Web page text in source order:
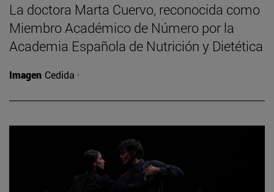
La doctora Marta Cuervo, reconocida como
Miembro Académico de Número por la
Academia Española de Nutrición y Dietética
Imagen Cedida ·